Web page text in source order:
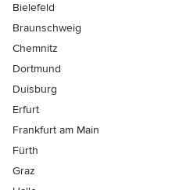
Bielefeld
Braunschweig
Chemnitz
Dortmund
Duisburg
Erfurt
Frankfurt am Main
Fürth
Graz